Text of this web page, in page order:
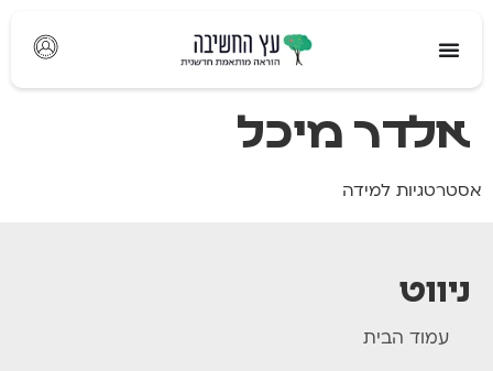
אלדר מיכל
אסטרטגיות למידה
ניווט
עמוד הבית